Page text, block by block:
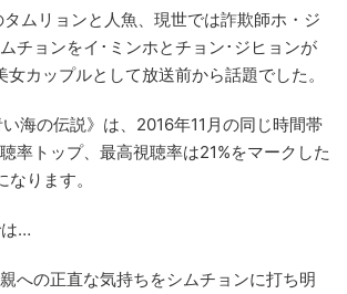
ムリョンと人魚、現世では詐欺師ホ・ジ
チョンをイ･ミンホとチョン･ジヒョンが
カップルとして放送前から話題でした。
海の伝説》は、2016年11月の同じ時間帯
率トップ、最高視聴率は21%をマークした
ります。
は…
への正直な気持ちをシムチョンに打ち明